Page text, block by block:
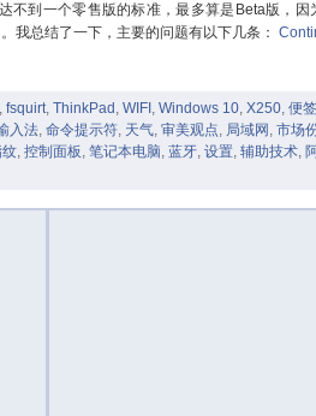
不到一个零售版的标准，最多算是Beta版，因
我总结了一下，主要的问题有以下几条：
,fsquirt ,ThinkPad ,WIFI ,Windows 10 ,X250 ,便
入法 ,命令提示符 天气 ,审美观点 局域网 ,市场
纹 ,控制面板 ,笔记本电脑 ,蓝牙 ,设置 ,辅助技术 ,